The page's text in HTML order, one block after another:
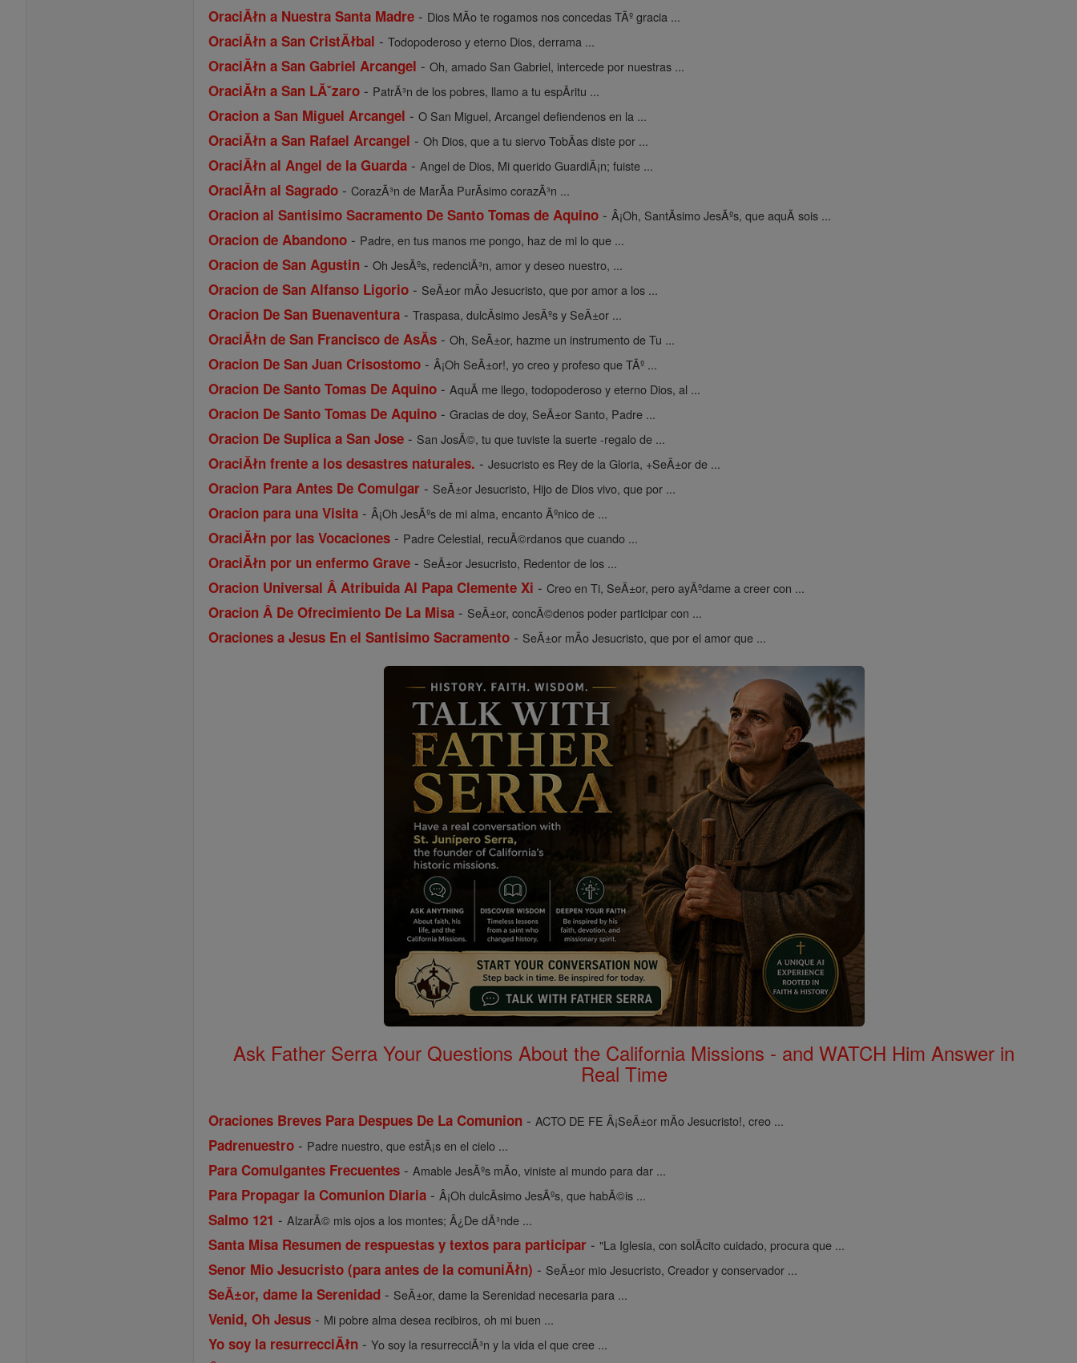
OraciĂłn a Nuestra Santa Madre - Dios MÃ­o te rogamos nos concedas TÃº gracia ...
OraciĂłn a San CristĂłbal -Todopoderoso y eterno Dios, derrama ...
OraciĂłn a San Gabriel Arcangel -Oh, amado San Gabriel, intercede por nuestras ...
OraciĂłn a San LĂˇzaro - PatrÃ³n de los pobres, llamo a tu espÃ­ritu ...
Oracion a San Miguel Arcangel -O San Miguel, Arcangel defiendenos en la ...
OraciĂłn a San Rafael Arcangel -Oh Dios, que a tu siervo TobÃ­as diste por ...
OraciĂłn al Angel de la Guarda -Angel de Dios, Mi querido GuardiÃ¡n; fuiste ...
OraciĂłn al Sagrado -CorazÃ³n de MarÃ­a PurÃ­simo corazÃ³n ...
Oracion al Santisimo Sacramento De Santo Tomas de Aquino -Â¡Oh, SantÃ­simo JesÃºs, que aquÃ­ sois ...
Oracion de Abandono - Padre, en tus manos me pongo, haz de mi lo que ...
Oracion de San Agustin -Oh JesÃºs, redenciÃ³n, amor y deseo nuestro, ...
Oracion de San Alfanso Ligorio - SeÃ±or mÃ­o Jesucristo, que por amor a los ...
Oracion De San Buenaventura -Traspasa, dulcÃ­simo JesÃºs y SeÃ±or ...
OraciĂłn de San Francisco de AsĂ­s -Oh, SeÃ±or, hazme un instrumento de Tu ...
Oracion De San Juan Crisostomo -Â¡Oh SeÃ±or!, yo creo y profeso que TÃº ...
Oracion De Santo Tomas De Aquino -AquÃ­ me llego, todopoderoso y eterno Dios, al ...
Oracion De Santo Tomas De Aquino -Gracias de doy, SeÃ±or Santo, Padre ...
Oracion De Suplica a San Jose - San JosÃ©, tu que tuviste la suerte -regalo de ...
OraciĂłn frente a los desastres naturales. -Jesucristo es Rey de la Gloria, +SeÃ±or de ...
Oracion Para Antes De Comulgar - SeÃ±or Jesucristo, Hijo de Dios vivo, que por ...
Oracion para una Visita -Â¡Oh JesÃºs de mi alma, encanto Ãºnico de ...
OraciĂłn por las Vocaciones - Padre Celestial, recuÃ©rdanos que cuando ...
OraciĂłn por un enfermo Grave - SeÃ±or Jesucristo, Redentor de los ...
Oracion Universal Â Atribuida Al Papa Clemente Xi -Creo en Ti, SeÃ±or, pero ayÃºdame a creer con ...
Oracion Â De Ofrecimiento De La Misa - SeÃ±or, concÃ©denos poder participar con ...
Oraciones a Jesus En el Santisimo Sacramento - SeÃ±or mÃ­o Jesucristo, que por el amor que ...
Ask Father Serra Your Questions About the California Missions - and WATCH Him Answer in
Real Time
Oraciones Breves Para Despues De La Comunion -ACTO DE FE Â¡SeÃ±or mÃ­o Jesucristo!, creo ...
Padrenuestro - Padre nuestro, que estÃ¡s en el cielo ...
Para Comulgantes Frecuentes -Amable JesÃºs mÃ­o, viniste al mundo para dar ...
Para Propagar la Comunion Diaria -Â¡Oh dulcÃ­simo JesÃºs, que habÃ©is ...
Salmo 121 -AlzarÃ© mis ojos a los montes; Â¿De dÃ³nde ...
Santa Misa Resumen de respuestas y textos para participar -"La Iglesia, con solÃ­cito cuidado, procura que ...
Senor Mio Jesucristo (para antes de la comuniĂłn) - SeÃ±or mio Jesucristo, Creador y conservador ...
SeĂ±or, dame la Serenidad - SeÃ±or, dame la Serenidad necesaria para ...
Venid, Oh Jesus - Mi pobre alma desea recibiros, oh mi buen ...
Yo soy la resurrecciĂłn -Yo soy la resurrecciÃ³n y la vida el que cree ...